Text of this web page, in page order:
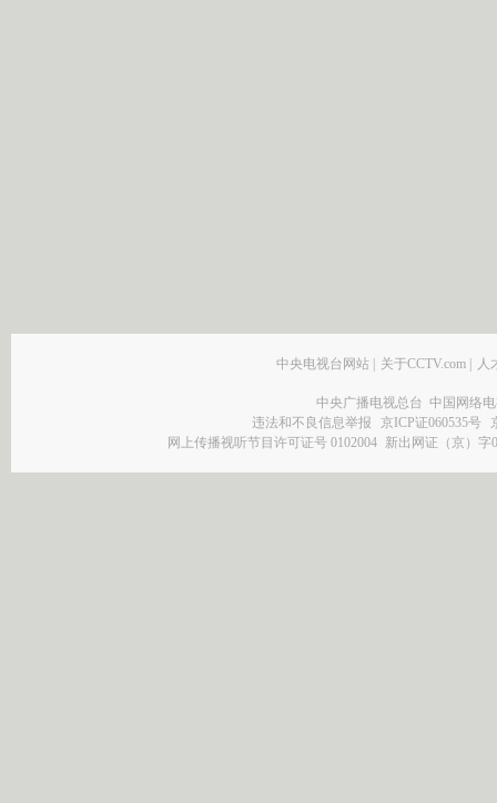
中央电视台网站 关于CCTV.com 人
中央广播电视总台 中国网络
违法和不良信息举报
京ICP证060535号
网上传播视听节目许可证号 0102004 新出网证（京）